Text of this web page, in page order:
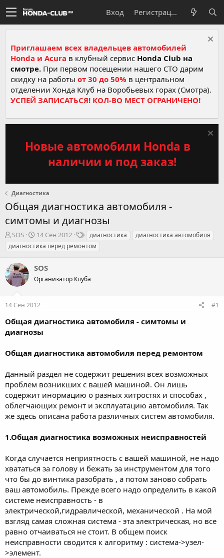
Вход Регистрация
Приглашаем всех владельцев автомобилей
Honda и Acura в клубный сервис Honda Club на
смотре. При первом посещении нашего СТО дарим
скидку на работы от 30 до 50% в центральном
отделении Хонда Клуб на Воробьевых горах (Смотра).
УСПЕЙ ЗАПИСАТЬСЯ! КОЛ-ВО МЕСТ ОГРАНИЧЕНО!
Новые автомобили Honda в
наличии и под заказ!
Диагностика
Общая диагностика автомобиля -
симтомы и диагнозы
А
в
т
о
р
т
е
м
ы
SOS
Д
а
т
н
а
а
л
14 Сен 2012
Т
е
г
диагностика
диагностика автомобиля
диагностика перед ремонтом
SOS
Организатор Клуба
14 Сен 2012 #1
Общая диагностика автомобиля - симтомы и
диагнозы
Общая диагностика автомобиля перед ремонтом
Данный раздел не содержит решения всех возможных
проблем возникших с вашей машиной. Он лишь
содержит инормацию о разных хитростях и способах ,
облегчающих ремонт и эксплуатацию автомобиля. Так
же здесь описана работа различных систем автомобиля.
1.Общая диагностика возможных неисправностей
Когда случается неприятность с вашей машиной, не надо
хвататься за голову и бежать за инструментом для того
что бы до винтика разобрать , а потом заново собрать
ваш автомобиль. Прежде всего надо определить в какой
системе неисправность - в
электрической,гидравлической, механической . На мой
взгляд самая сложная система - эта электрическая, но все
равно отчаиваться не стоит. В общем поиск
неисправности сводится к алгоритму : система->узел-
>элемент.